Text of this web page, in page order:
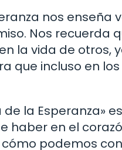
nos enseña
Nos recuerda
la vida de otros,
que incluso en
la Esperanza»
haber en el
podemos